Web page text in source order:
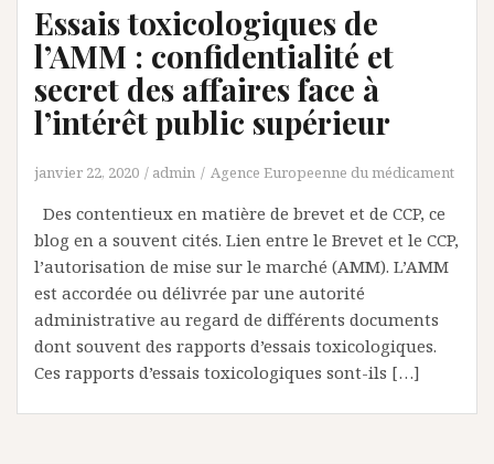
Essais toxicologiques de
l’AMM : confidentialité et
secret des affaires face à
l’intérêt public supérieur
janvier 22, 2020 admin Agence Europeenne du médicament
Des contentieux en matière de brevet et de CCP, ce
blog en a souvent cités. Lien entre le Brevet et le CCP,
l’autorisation de mise sur le marché (AMM). L’AMM
est accordée ou délivrée par une autorité
administrative au regard de différents documents
dont souvent des rapports d’essais toxicologiques.
Ces rapports d’essais toxicologiques sont-ils […]